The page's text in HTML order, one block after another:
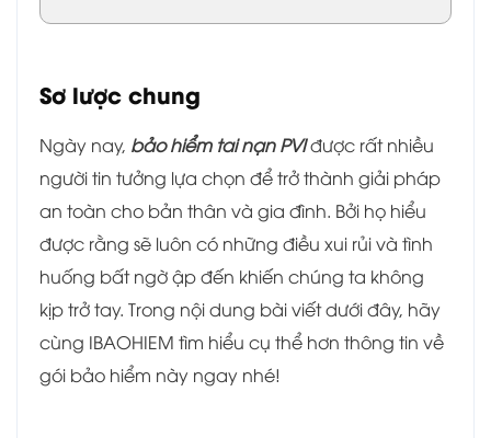
Sơ lược chung
Ngày nay, bảo hiểm tai nạn PVIđược rất nhiều
người tin tưởng lựa chọn để trở thành giải pháp
an toàn cho bản thân và gia đình. Bởi họ hiểu
được rằng sẽ luôn có những điều xui rủi và tình
huống bất ngờ ập đến khiến chúng ta không
kịp trở tay. Trong nội dung bài viết dưới đây, hãy
cùng IBAOHIEM tìm hiểu cụ thể hơn thông tin về
gói bảo hiểm này ngay nhé!